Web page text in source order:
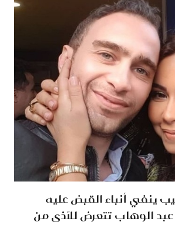
ينفي أنباء القبض عليه
الوهاب تتعرض للأذى من